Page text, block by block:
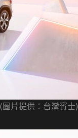
片提供：台灣賓士)